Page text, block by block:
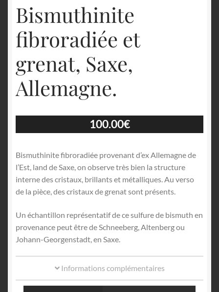
Bismuthinite
fibroradiée et
grenat, Saxe,
Allemagne.
100.00€
Bismuthinite fibroradiée provenant d’ex Allemagne de
l’Est, land de Saxe, on observe très bien la structure
interne des cristaux, brillants et métalliques. Au verso
de la pièce, des cristaux de grenat sont présents.
Un échantillon représentatif de ce sulfure de bismuth en
provenance peut être de Schneeberg, Altenberg ou
Johann-Georgenstadt, en Saxe.
Informations complémentaires